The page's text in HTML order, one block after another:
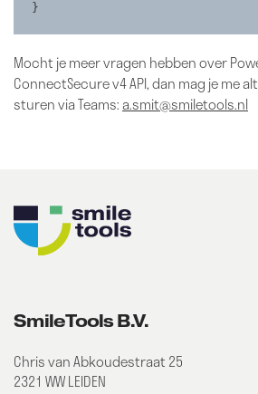
}
Mocht je meer vragen hebben over
ConnectSecure v4 API, dan mag je me
sturen via Teams:a.smit@smiletools.nl
SmileTools B.V.
Chris van Abkoudestraat 25
2321 WW LEIDEN